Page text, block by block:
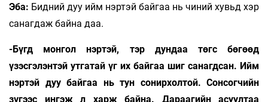
Эба: Бидний дуу ийм нэртэй байгаа нь чиний хувьд хэр
санагдаж байна даа.
-Бүгд монгол нэртэй, тэр дундаа төгс бөгөөд
үзэсгэлэнтэй утгатай үг их байгаа шиг санагдсан. Ийм
нэртэй дуу байгаа нь тун сонирхолтой. Сонсогчийн
зүгээс ингэж л харж байна. Дараагийн асуултаа